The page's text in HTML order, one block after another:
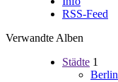
RSS-Feed
Verwandte Alben
Städte 1
Berlin